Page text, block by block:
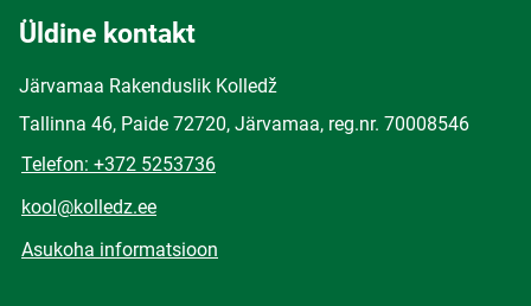
Üldine kontakt
Järvamaa Rakenduslik Kolledž
Tallinna 46, Paide 72720, Järvamaa, reg.nr. 70008546
Telefon: +372 5253736
kool@kolledz.ee
Asukoha informatsioon